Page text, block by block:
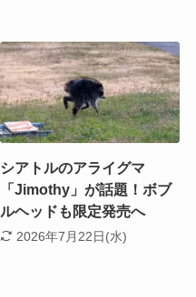
シアトルのアライグマ
「Jimothy」が話題！ボブ
ルヘッドも限定発売へ
2026年7月22日(水)